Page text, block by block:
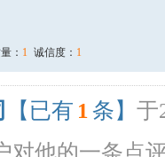
： 1 诚信度： 1
【已有 1 条】 于
对他的一条点